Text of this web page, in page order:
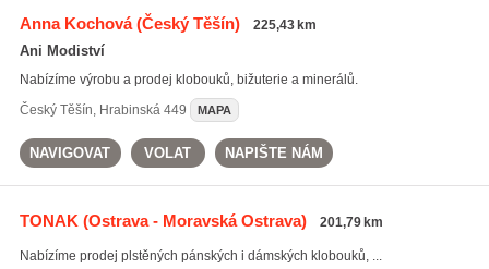
Anna Kochová(Český Těšín) 225,43 km
Ani Modiství
Nabízíme výrobu a prodej klobouků, bižuterie a minerálů.
Český Těšín, Hrabinská 449 MAPA
NAVIGOVAT VOLAT NAPIŠTE NÁM
TONAK (Ostrava - Moravská Ostrava) 201,79 km
Nabízíme prodej plstěných pánských i dámských klobouků, ...